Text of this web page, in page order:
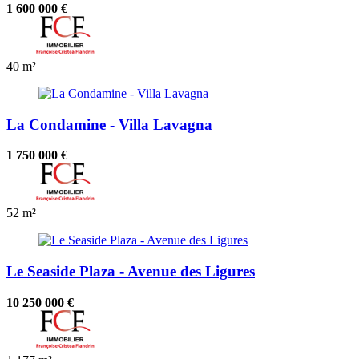
1 600 000 €
40 m²
La Condamine - Villa Lavagna
1 750 000 €
52 m²
Le Seaside Plaza - Avenue des Ligures
10 250 000 €